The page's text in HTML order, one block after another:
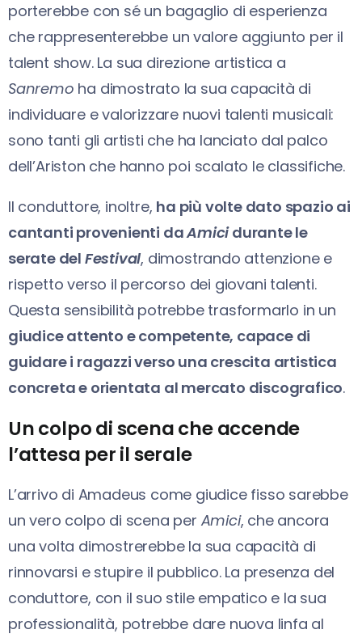
porterebbe con sé un bagaglio di esperienza
che rappresenterebbe un valore aggiunto per il
talent show. La sua direzione artistica a
Sanremo ha dimostrato la sua capacità di
individuare e valorizzare nuovi talenti musicali:
sono tanti gli artisti che ha lanciato dal palco
dell’Ariston che hanno poi scalato le classifiche.
Il conduttore, inoltre, ha più volte dato spazio ai
cantanti provenienti daAmicidurante le
serate del Festival, dimostrando attenzione e
rispetto verso il percorso dei giovani talenti.
Questa sensibilità potrebbe trasformarlo in un
giudice attento e competente, capace di
guidare i ragazzi verso una crescita artistica
concreta e orientata al mercato discografico.
Un colpo di scena che accende
l’attesa per il serale
L’arrivo di Amadeus come giudice fisso sarebbe
un vero colpo di scena per Amici, che ancora
una volta dimostrerebbe la sua capacità di
rinnovarsi e stupire il pubblico. La presenza del
conduttore, con il suo stile empatico e la sua
professionalità, potrebbe dare nuova linfa al